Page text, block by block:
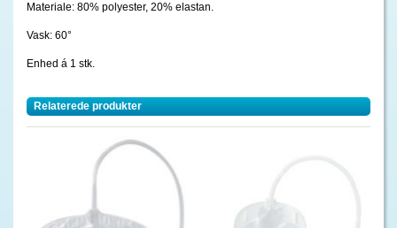
Materiale: 80% polyester, 20% elastan.
Vask: 60°
Enhed á 1 stk.
Relaterede produkter